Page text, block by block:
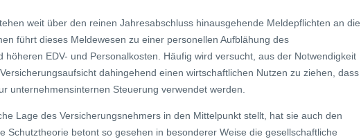
weit über den reinen Jahresabschluss hinausgehende Meldepflichten an die
führt dieses Meldewesen zu einer personellen Aufblähung des
höheren EDV- und Personalkosten. Häufig wird versucht, aus der Notwendigkeit
dahingehend einen wirtschaftlichen Nutzen zu ziehen, dass
unternehmensinternen Steuerung verwendet werden.
Lage des Versicherungsnehmers in den Mittelpunkt stellt, hat sie auch den
Schutztheorie betont so gesehen in besonderer Weise die gesellschaftliche